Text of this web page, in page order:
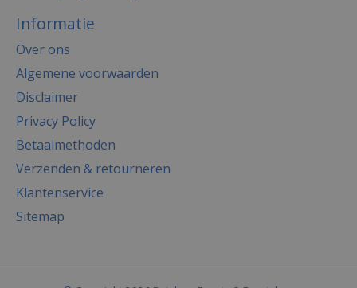
Informatie
Over ons
Algemene voorwaarden
Disclaimer
Privacy Policy
Betaalmethoden
Verzenden & retourneren
Klantenservice
Sitemap